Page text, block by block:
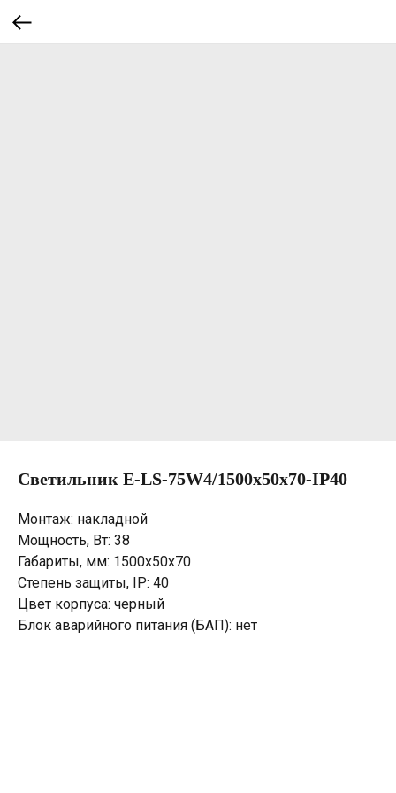
Светильник E-LS-75W4/1500х50х70-IP40
Монтаж: накладной
Мощность, Вт: 38
Габариты, мм: 1500х50х70
Степень защиты, IP: 40
Цвет корпуса: черный
Блок аварийного питания (БАП): нет